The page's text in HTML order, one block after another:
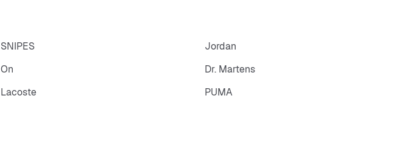
SNIPES
Jordan
On
Dr. Martens
Lacoste
PUMA